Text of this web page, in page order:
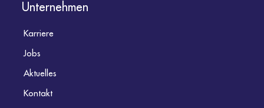
Unternehmen
Karriere
Jobs
Aktuelles
Kontakt